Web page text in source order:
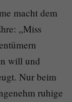
macht dem
„Miss
will und
Nur beim
ruhige